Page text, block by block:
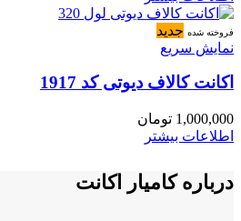
فروخته شده جدید
نمایش سریع
اکانت کالاف دیوتی کد 1917
1,000,000 تومان
اطلاعات بیشتر
درباره کامیار اکانت